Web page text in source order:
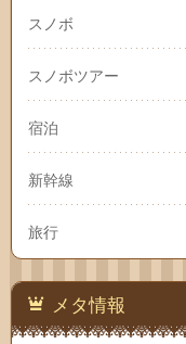
スノボ
スノボツアー
宿泊
新幹線
旅行
メタ情報